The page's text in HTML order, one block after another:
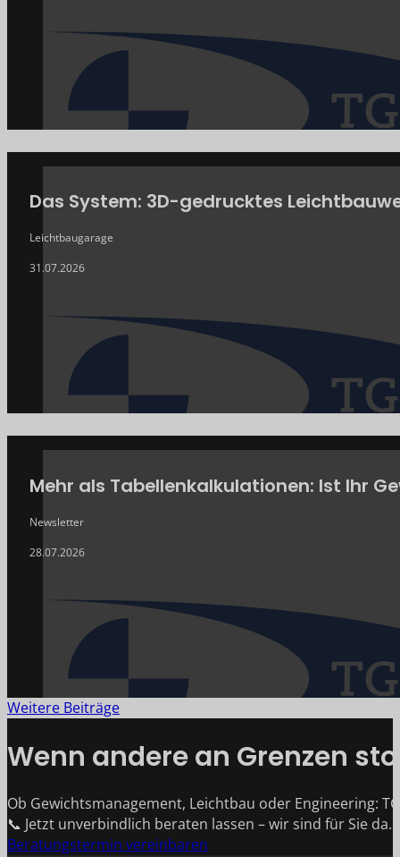
Das System: 3D-gedrucktes
Leichtbaugarage
31.07.2026
Mehr als Tabellenkalkulationen: Ist Ihr
Newsletter
28.07.2026
Weitere Beiträge
Wenn andere an Grenzen
Ob Gewichtsmanagement, Leichtbau oder Engineering:
📞 Jetzt unverbindlich beraten lassen – wir sind für Sie da.
Beratungstermin vereinbaren